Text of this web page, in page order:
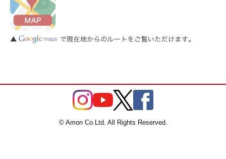
© Amon Co.Ltd. All Rights Reserved.